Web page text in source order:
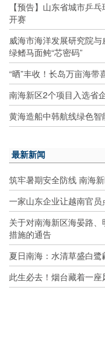
【预告】山东省城市乒
开赛
威海市海洋发展研究院
绿鳍马面鲀“芯密码”
“晒”丰收！长岛万亩海带
南海新区2个项目入选省
黄海造船中韩航线绿色
最新新闻
筑牢暑期安全防线 南海
一家山东企业让越南官
关于对南海新区海晏路
措施的通告
夏日南海：水清草盛白鹭
此生必去！烟台藏着一